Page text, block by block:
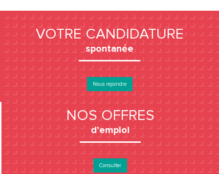
VOTRE CANDIDATURE
spontanée
Nous rejoindre
NOS OFFRES
d’emploi
Consulter